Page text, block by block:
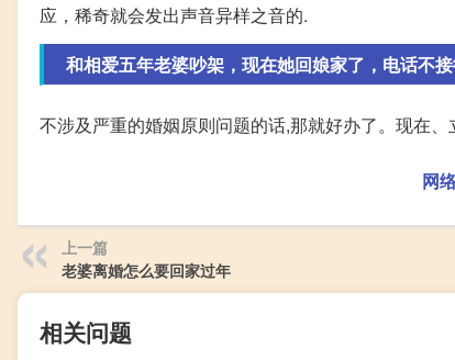
应，稀奇就会发出声音异样之音的.
和相爱五年老婆吵架，现在她回娘家了，电话不
不涉及严重的婚姻原则问题的话,那就好办了。现在
网
上一篇
老婆离婚怎么要回家过年
相关问题